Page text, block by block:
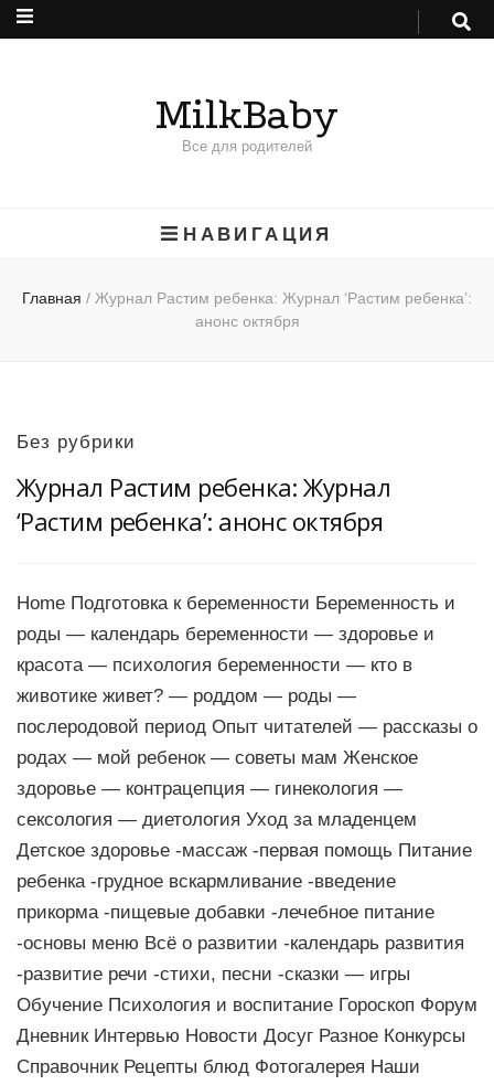
MilkBaby
Все для родителей
НАВИГАЦИЯ
Главная / Журнал Растим ребенка: Журнал ‘Растим ребенка’:
анонс октября
Без рубрики
Журнал Растим ребенка: Журнал
‘Растим ребенка’: анонс октября
Home Подготовка к беременности Беременность и
роды — календарь беременности — здоровье и
красота — психология беременности — кто в
животике живет? — роддом — роды —
послеродовой период Опыт читателей — рассказы о
родах — мой ребенок — советы мам Женское
здоровье — контрацепция — гинекология —
сексология — диетология Уход за младенцем
Детское здоровье -массаж -первая помощь Питание
ребенка -грудное вскармливание -введение
прикорма -пищевые добавки -лечебное питание
-основы меню Всё о развитии -календарь развития
-развитие речи -стихи, песни -сказки — игры
Обучение Психология и воспитание Гороскоп Форум
Дневник Интервью Новости Досуг Разное Конкурсы
Справочник Рецепты блюд Фотогалерея Наши